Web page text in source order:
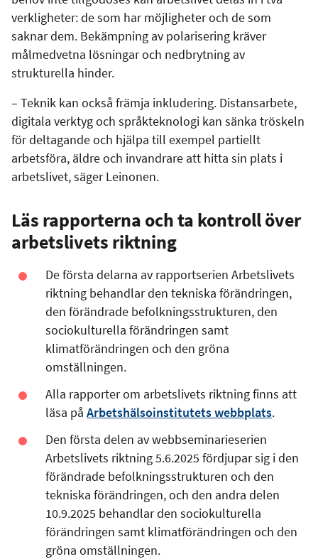
verkligheter: de som har möjligheter och de som
saknar dem. Bekämpning av polarisering kräver
målmedvetna lösningar och nedbrytning av
strukturella hinder.
– Teknik kan också främja inkludering. Distansarbete,
digitala verktyg och språkteknologi kan sänka tröskeln
för deltagande och hjälpa till exempel partiellt
arbetsföra, äldre och invandrare att hitta sin plats i
arbetslivet, säger Leinonen.
Läs rapporterna och ta kontroll över
arbetslivets riktning
De första delarna av rapportserien Arbetslivets
riktning behandlar den tekniska förändringen,
den förändrade befolkningsstrukturen, den
sociokulturella förändringen samt
klimatförändringen och den gröna
omställningen.
Alla rapporter om arbetslivets riktning finns att
läsa påArbetshälsoinstitutets webbplats.
Den första delen av webbseminarieserien
Arbetslivets riktning 5.6.2025 fördjupar sig i den
förändrade befolkningsstrukturen och den
tekniska förändringen, och den andra delen
10.9.2025 behandlar den sociokulturella
förändringen samt klimatförändringen och den
gröna omställningen.